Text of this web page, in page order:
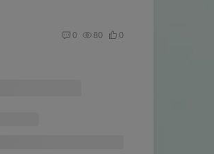
0 80 0